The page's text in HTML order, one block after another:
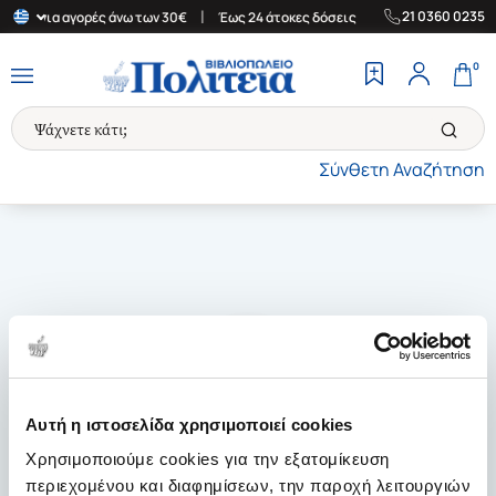
Αυτή η ιστοσελίδα χρησιμοποιεί cookies
Χρησιμοποιούμε cookies για την εξατομίκευση
περιεχομένου και διαφημίσεων, την παροχή λειτουργιών
για αγορές άνω των 30€ Έως 24 άτοκες δόσεις | Δωρεάν
21 0360 0235
Σύνθετη Αναζήτηση
0